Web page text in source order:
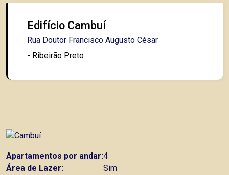
Edifício Cambuí
Rua Doutor Francisco Augusto César
- Ribeirão Preto
Apartamentos por andar:4
Área de Lazer:
Sim